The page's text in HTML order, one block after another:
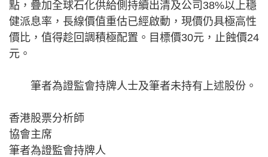
點，疊加全球石化供給側持續出清及公司38%以上穩
健派息率，長線價值重估已經啟動，現價仍具極高性
價比，值得趁回調積極配置。目標價30元，止蝕價24
元。
筆者為證監會持牌人士及筆者未持有上述股份。
香港股票分析師
協會主席
筆者為證監會持牌人